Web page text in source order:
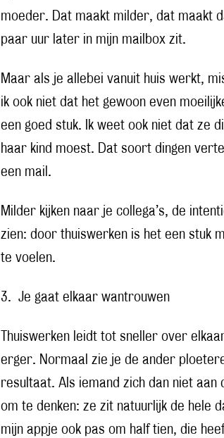
moeder. Dat maakt milder, dat maakt
paar uur later in mijn mailbox zit.
Maar als je allebei vanuit huis werkt,
ik ook niet dat het gewoon even
een goed stuk. Ik weet ook niet dat ze
haar kind moest. Dat soort dingen
een mail.
Milder kijken naar je collega’s, de
zien: door thuiswerken is het een stuk
te voelen.
3. Je gaat elkaar wantrouwen
Thuiswerken leidt tot sneller over
erger. Normaal zie je de ander
resultaat. Als iemand zich dan niet aan
om te denken: ze zit natuurlijk de hele
mijn appje ook pas om half tien, die